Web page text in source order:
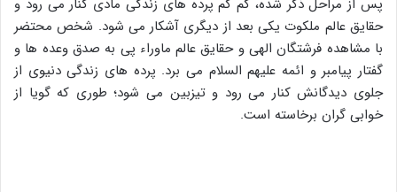
پس از مراحل ذکر شده، کم کم پرده های زندگی مادی کنار می رود و
حقایق عالم ملکوت یکی بعد از دیگری آشکار می شود. شخص محتضر
با مشاهده فرشتگان الهی و حقایق عالم ماوراء پی به صدق وعده ها و
گفتار پیامبر و ائمه علیهم السلام می برد. پرده های زندگی دنیوی از
جلوی دیدگانش کنار می رود و تیزبین می شود؛ طوری که گویا از
خوابی گران برخاسته است.